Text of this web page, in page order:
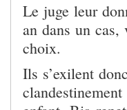
Le juge leur
an dans un
choix.
Ils s’exilent